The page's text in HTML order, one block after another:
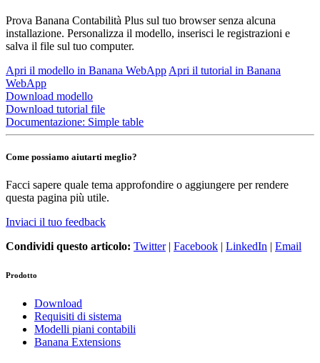
Prova Banana Contabilità Plus sul tuo browser senza alcuna
installazione. Personalizza il modello, inserisci le registrazioni e
salva il file sul tuo computer.
Apri il modello in Banana WebApp Apri il tutorial in Banana
WebApp
Download modello
Download tutorial file
Documentazione: Simple table
Come possiamo aiutarti meglio?
Facci sapere quale tema approfondire o aggiungere per rendere
questa pagina più utile.
Inviaci il tuo feedback
Condividi questo articolo: Twitter| Facebook | LinkedIn | Email
Prodotto
Download
Requisiti di sistema
Modelli piani contabili
Banana Extensions